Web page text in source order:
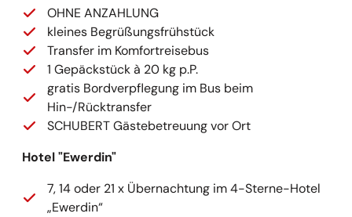
OHNE ANZAHLUNG
kleines Begrüßungsfrühstück
Transfer im Komfortreisebus
1 Gepäckstück à 20 kg p.P.
gratis Bordverpflegung im Bus beim
Hin-/Rücktransfer
SCHUBERT Gästebetreuung vor Ort
Hotel "Ewerdin"
7, 14 oder 21 x Übernachtung im 4-Sterne-Hotel
„Ewerdin“